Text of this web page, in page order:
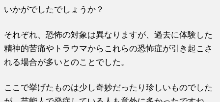
いかがでしたでしょうか？
それぞれ、恐怖の対象は異なりますが、過去に体験した
精神的苦痛やトラウマからこれらの恐怖症が引き起こさ
れる場合が多いとのことでした。
ここで挙げたものは少し奇妙だったり珍しいものでした